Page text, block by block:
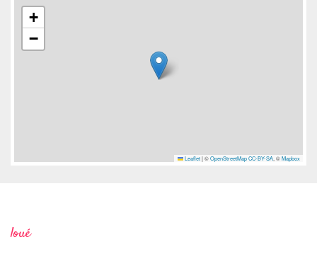
+
−
Leaflet |©OpenStreetMap CC-BY-SA, ©Mapbox
loué